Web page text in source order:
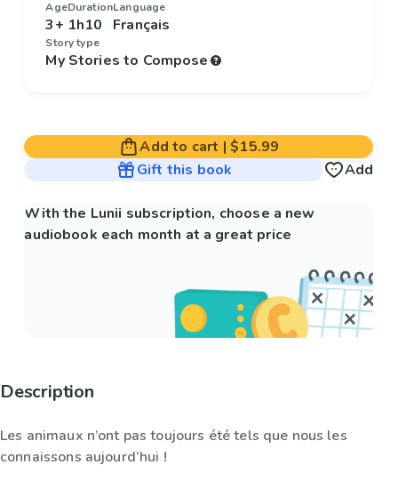
Age
3+
Duration
1h10
Language
Français
Story type
My Stories to Compose
Add to cart |$15.99
Gift this book
Add
With the Lunii subscription, choose a new
audiobook each month at a great price
Description
Les animaux n’ont pas toujours été tels que nous les
connaissons aujourd’hui !